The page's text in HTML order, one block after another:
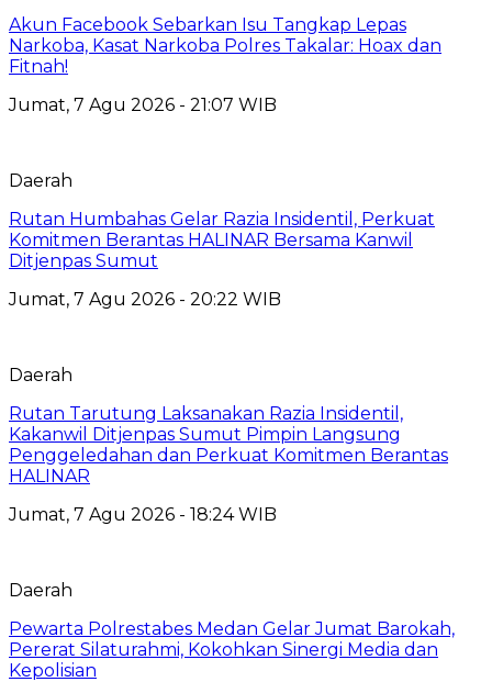
Akun Facebook Sebarkan Isu Tangkap Lepas
Narkoba, Kasat Narkoba Polres Takalar: Hoax dan
Fitnah!
Jumat, 7 Agu 2026 - 21:07 WIB
Daerah
Rutan Humbahas Gelar Razia Insidentil, Perkuat
Komitmen Berantas HALINAR Bersama Kanwil
Ditjenpas Sumut
Jumat, 7 Agu 2026 - 20:22 WIB
Daerah
Rutan Tarutung Laksanakan Razia Insidentil,
Kakanwil Ditjenpas Sumut Pimpin Langsung
Penggeledahan dan Perkuat Komitmen Berantas
HALINAR
Jumat, 7 Agu 2026 - 18:24 WIB
Daerah
Pewarta Polrestabes Medan Gelar Jumat Barokah,
Pererat Silaturahmi, Kokohkan Sinergi Media dan
Kepolisian